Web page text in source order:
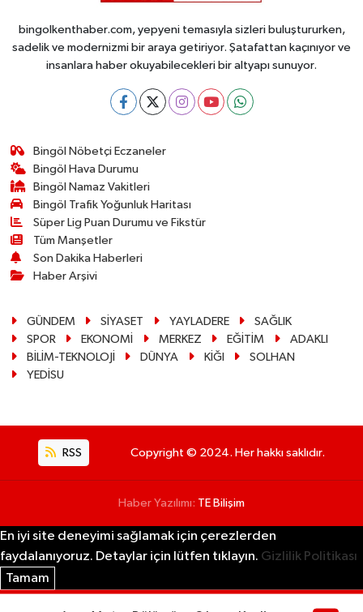
bingolkenthaber.com, yepyeni temasıyla sizleri buluştururken,
sadelik ve modernizmi bir araya getiriyor. Şatafattan kaçınıyor ve
insanlara haber okuyabilecekleri bir altyapı sunuyor.
Bingöl Nöbetçi Eczaneler
Bingöl Hava Durumu
Bingöl Namaz Vakitleri
Bingöl Trafik Yoğunluk Haritası
Süper Lig Puan Durumu ve Fikstür
Tüm Manşetler
Son Dakika Haberleri
Haber Arşivi
GÜNDEM SİYASET YAYLADERE
SAĞLIK
SPOR
EKONOMİ MERKEZ EĞİTİM
ADAKLI
BİLİM-TEKNOLOJİ
DÜNYA KİĞI
SOLHAN
YEDİSU
RSS Copyright © 2024. Her hakkı saklıdır.
Haber Yazılımı: TE Bilişim
En iyi site deneyimi sağlamak için çerezlerden
faydalanıyoruz. Detaylar için lütfen tıklayın. Gizlilik Politikası
Tamam